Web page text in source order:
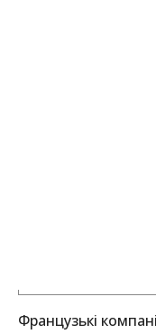
Французькі